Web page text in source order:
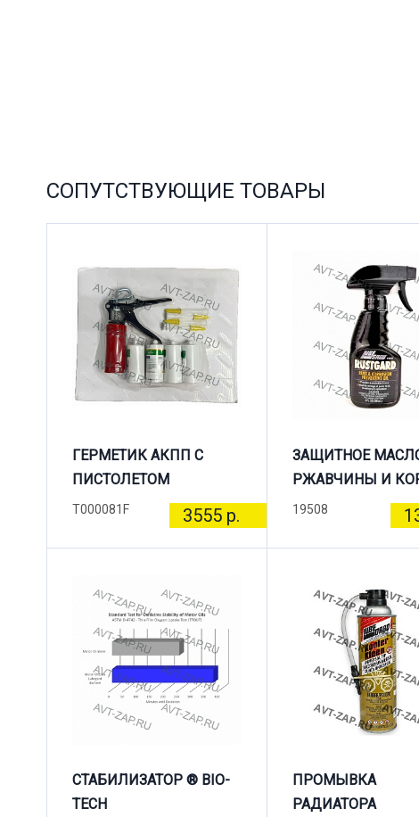
СОПУТСТВУЮЩИЕ ТОВАРЫ
ГЕРМЕТИК АКПП С
ПИСТОЛЕТОМ
T000081F 3555 р.
ЗАЩИТНОЕ
РЖАВЧИНЫ И
19508
СТАБИЛИЗАТОР ® BIO-
TECH
ПРОМЫВКА
РАДИАТОРА